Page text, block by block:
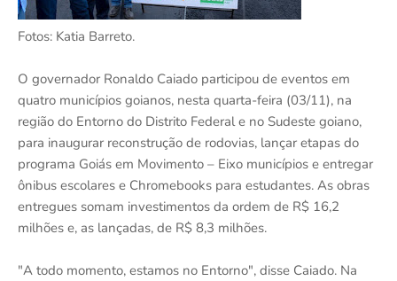
Fotos: Katia Barreto.
O governador Ronaldo Caiado participou de eventos em
quatro municípios goianos, nesta quarta-feira (03/11), na
região do Entorno do Distrito Federal e no Sudeste goiano,
para inaugurar reconstrução de rodovias, lançar etapas do
programa Goiás em Movimento – Eixo municípios e entregar
ônibus escolares e Chromebooks para estudantes. As obras
entregues somam investimentos da ordem de R$ 16,2
milhões e, as lançadas, de R$ 8,3 milhões.
"A todo momento, estamos no Entorno", disse Caiado. Na